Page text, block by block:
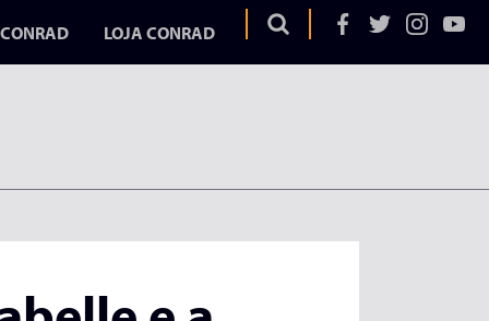
LOJA CONRAD